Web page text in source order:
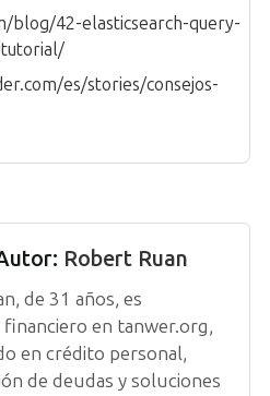
blog/42-elasticsearch-query-
tutorial/
es/stories/consejos-
Robert Ruan
de 31 años, es
en tanwer.org,
en crédito personal,
de deudas y soluciones